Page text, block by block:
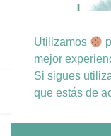
Utilizamos
mejor
Si sigues
que estás de